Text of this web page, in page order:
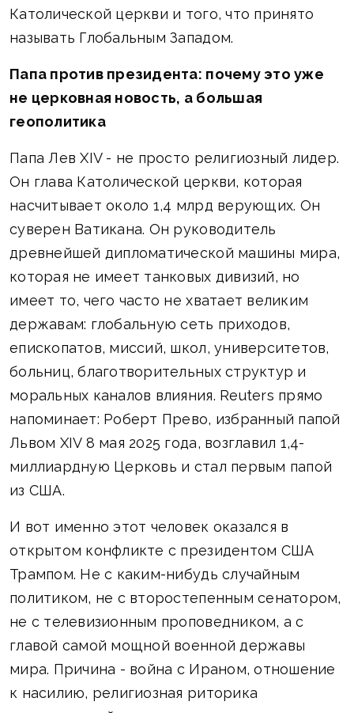
Католической церкви и того, что принято
называть Глобальным Западом.
Папа против президента: почему это уже
не церковная новость, а большая
геополитика
Папа Лев XIV - не просто религиозный лидер.
Он глава Католической церкви, которая
насчитывает около 1,4 млрд верующих. Он
суверен Ватикана. Он руководитель
древнейшей дипломатической машины мира,
которая не имеет танковых дивизий, но
имеет то, чего часто не хватает великим
державам: глобальную сеть приходов,
епископатов, миссий, школ, университетов,
больниц, благотворительных структур и
моральных каналов влияния. Reuters прямо
напоминает: Роберт Прево, избранный папой
Львом XIV 8 мая 2025 года, возглавил 1,4-
миллиардную Церковь и стал первым папой
из США.
И вот именно этот человек оказался в
открытом конфликте с президентом США
Трампом. Не с каким-нибудь случайным
политиком, не с второстепенным сенатором,
не с телевизионным проповедником, а с
главой самой мощной военной державы
мира. Причина - война с Ираном, отношение
к насилию, религиозная риторика